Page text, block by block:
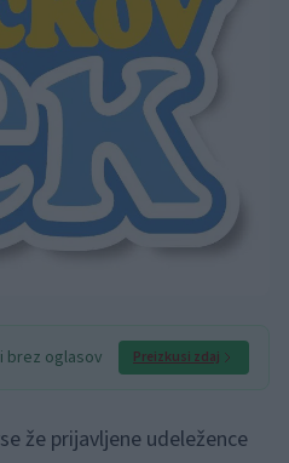
brez oglasov Preizkusi zdaj
že prijavljene udeležence